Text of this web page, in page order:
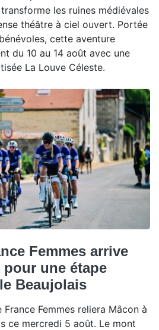
les ruines médiévales
théâtre à ciel ouvert. Portée
cette aventure
du 10 au 14 août avec une
La Louve Céleste.
Femmes arrive
une étape
Beaujolais
Femmes reliera Mâcon à
ce mercredi 5 août. Le mont